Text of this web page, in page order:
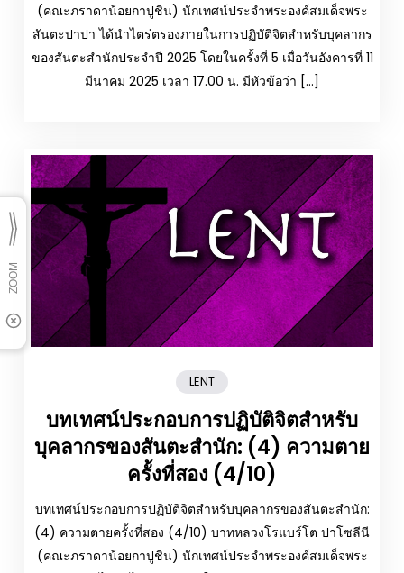
(คณะภราดาน้อยกาปูชิน) นักเทศน์ประจำพระองค์สมเด็จพระ
สันตะปาปา ได้นำไตร่ตรองภายในการปฏิบัติจิตสำหรับบุคลากร
ของสันตะสำนักประจำปี 2025 โดยในครั้งที่ 5 เมื่อวันอังคารที่ 11
มีนาคม 2025 เวลา 17.00 น. มีหัวข้อว่า […]
LENT
บทเทศน์ประกอบการปฏิบัติจิตสำหรับ
บุคลากรของสันตะสำนัก: (4) ความตาย
ครั้งที่สอง (4/10)
บทเทศน์ประกอบการปฏิบัติจิตสำหรับบุคลากรของสันตะสำนัก:
(4) ความตายครั้งที่สอง (4/10) บาทหลวงโรแบร์โต ปาโซลีนี
(คณะภราดาน้อยกาปูชิน) นักเทศน์ประจำพระองค์สมเด็จพระ